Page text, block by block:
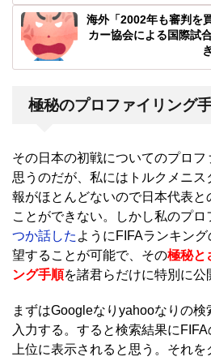
海外「2002年も審判を
カー協会による国際試
極秘のプロファイリング
その日本の初戦についてのプロフ
思うのだが、私にはトルクメニ
報がほとんどないので日本代表
ことができない。しかし私のプ
つか話した ようにFIFAランキン
望することが可能で、その極秘と
ング手順を諸君らだけに特別に公
まずはGoogleなりyahooなりの検
入力する。すると検索結果に
上位に表示されると思う。それ